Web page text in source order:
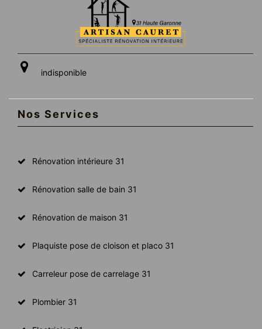
indisponible
Nos Services
Rénovation intérieure 31
Rénovation salle de bain 31
Rénovation de maison 31
Plaquiste pose de cloison et placo 31
Carreleur pose de carrelage 31
Plombier 31